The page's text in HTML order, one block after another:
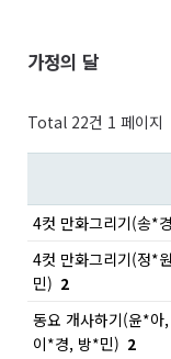
가정의 달
Total 22건 1 페이지
4컷 만화그리기(송*
4컷 만화그리기(정*
민) 2
동요 개사하기(윤*
이*경, 방*민) 2